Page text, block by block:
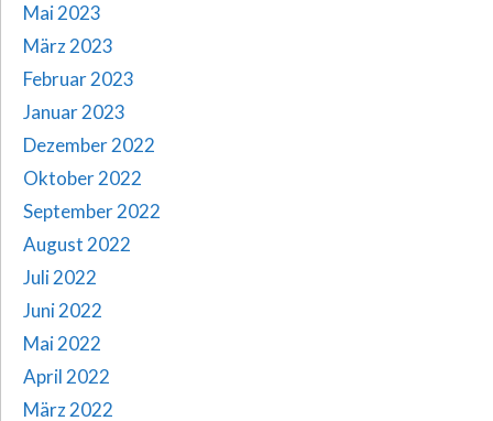
Mai 2023
März 2023
Februar 2023
Januar 2023
Dezember 2022
Oktober 2022
September 2022
August 2022
Juli 2022
Juni 2022
Mai 2022
April 2022
März 2022